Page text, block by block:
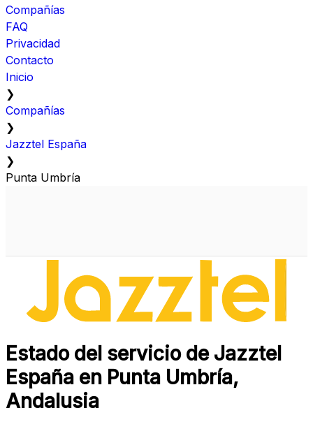
Compañías
FAQ
Privacidad
Contacto
Inicio
❯
Compañías
❯
Jazztel España
❯
Punta Umbría
Estado del servicio de Jazztel
España en Punta Umbría,
Andalusia